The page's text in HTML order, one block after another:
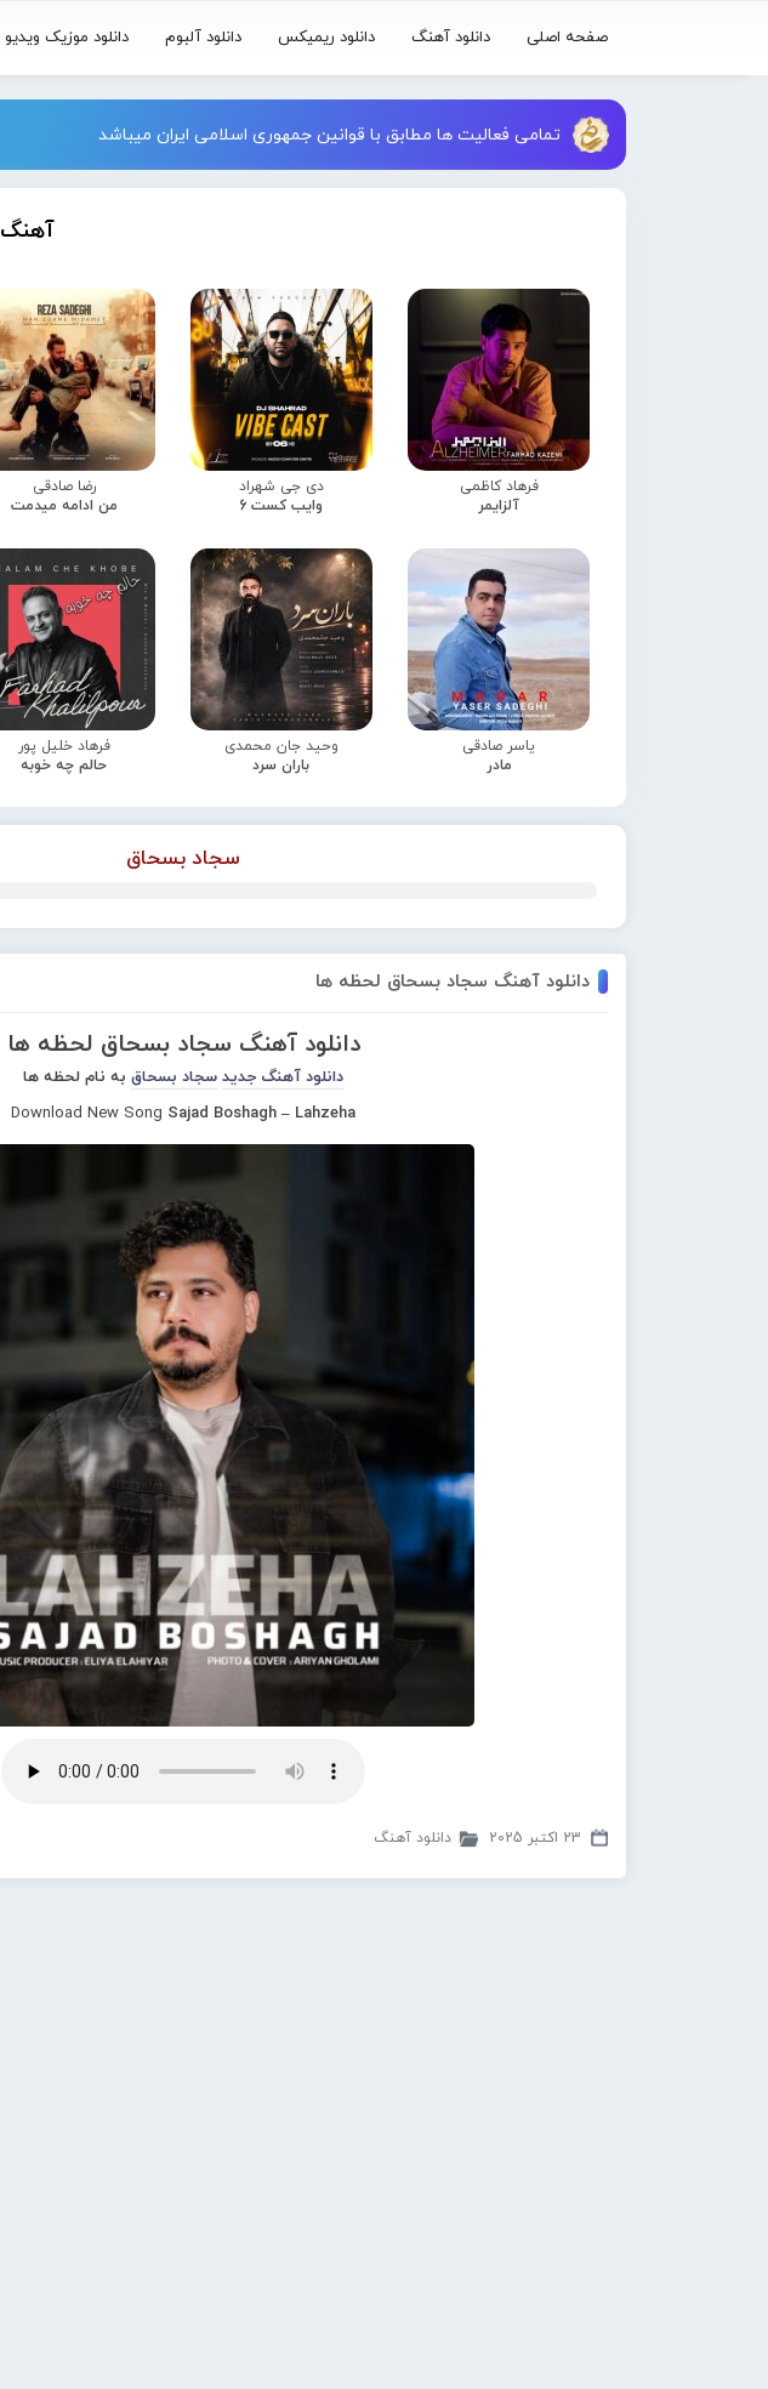
صفحه اصلی دانلود آهنگ دانلود ریمیکس دانلود آلبوم دانلود موزیک ویدیو
تمامی فعالیت ها مطابق با قوانین جمهوری اسلامی ایران میباشد
فرهاد کاظمی
آلزایمر
دی جی شهراد
وایب کست 6
رضا صادقی
من ادامه میدمت
یاسر صادقی
مادر
وحید جان محمدی
باران سرد
فرهاد خلیل پور
حالم چه خوبه
سجاد بسحاق
دانلود آهنگ سجاد بسحاق لحظه ها
دانلود آهنگ سجاد بسحاق لحظه ها
دانلود آهنگ جدید سجاد بسحاق به نام لحظه ها
Download New Song Sajad Boshagh – Lahzeha
23 اکتبر 2025 دانلود آهنگ